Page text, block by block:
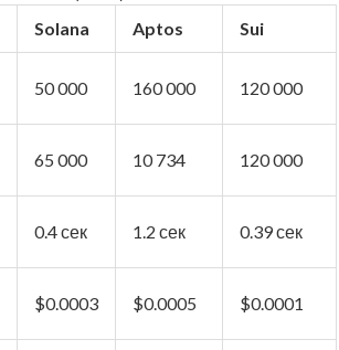
Solana Aptos Sui
50 000 160 000 120 000
65 000 10 734 120 000
0.4 сек 1.2 сек 0.39 сек
$0.0003 $0.0005 $0.0001